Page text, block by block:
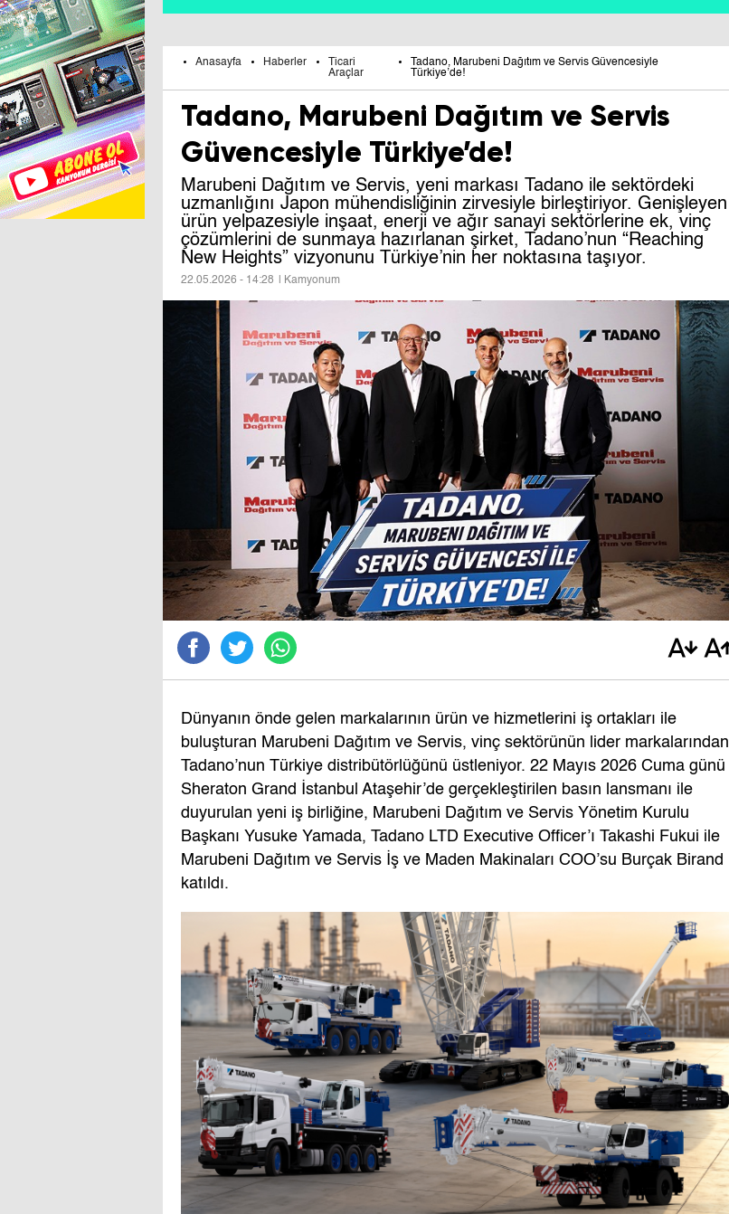
Anasayfa Haberler
Ticari
Araçlar
Tadano, Marubeni Dağıtım ve Servis Güvencesiyle
Türkiye’de!
Tadano, Marubeni Dağıtım ve Servis
Güvencesiyle Türkiye’de!
Marubeni Dağıtım ve Servis, yeni markası Tadano ile sektördeki
uzmanlığını Japon mühendisliğinin zirvesiyle birleştiriyor. Genişleyen
ürün yelpazesiyle inşaat, enerji ve ağır sanayi sektörlerine ek, vinç
çözümlerini de sunmaya hazırlanan şirket, Tadano’nun “Reaching
New Heights” vizyonunu Türkiye’nin her noktasına taşıyor.
22.05.2026 - 14:28 | Kamyonum
Dünyanın önde gelen markalarının ürün ve hizmetlerini iş ortakları ile
buluşturan Marubeni Dağıtım ve Servis, vinç sektörünün lider markalarından
Tadano’nun Türkiye distribütörlüğünü üstleniyor. 22 Mayıs 2026 Cuma günü
Sheraton Grand İstanbul Ataşehir’de gerçekleştirilen basın lansmanı ile
duyurulan yeni iş birliğine, Marubeni Dağıtım ve Servis Yönetim Kurulu
Başkanı Yusuke Yamada, Tadano LTD Executive Officer’ı Takashi Fukui ile
Marubeni Dağıtım ve Servis İş ve Maden Makinaları COO’su Burçak Birand
katıldı.